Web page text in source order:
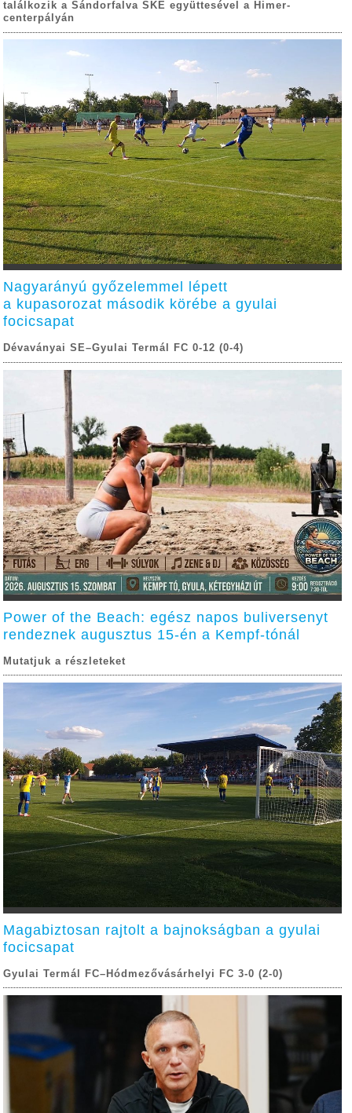
találkozik a Sándorfalva SKE együttesével a Himer-
centerpályán
Nagyarányú győzelemmel lépett
a kupasorozat második körébe a gyulai
focicsapat
Dévaványai SE–Gyulai Termál FC 0-12 (0-4)
Power of the Beach: egész napos buliversenyt
rendeznek augusztus 15-én a Kempf-tónál
Mutatjuk a részleteket
Magabiztosan rajtolt a bajnokságban a gyulai
focicsapat
Gyulai Termál FC–Hódmezővásárhelyi FC 3-0 (2-0)